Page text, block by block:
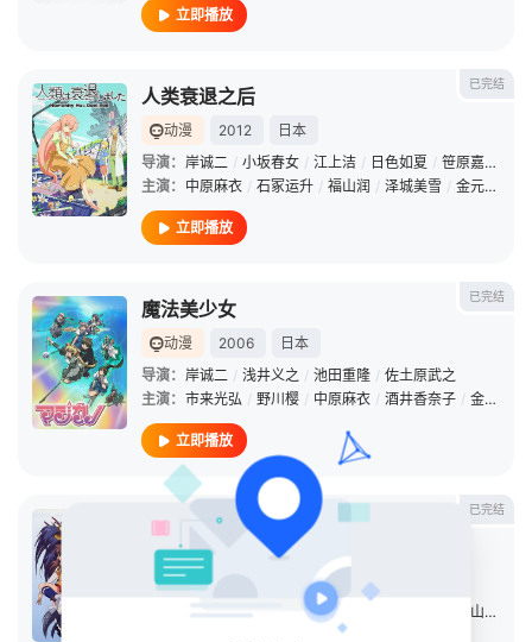
立即播放
已完结
人类衰退之后
动漫 2012
日本
导演： 岸诚二 / 小坂春女 / 江上洁 / 日色如夏 / 笹原嘉文
主演： 中原麻衣 / 石冢运升 / 福山润 / 泽城美雪 / 金元寿子
立即播放
已完结
魔法美少女
动漫 2006
日本
导演： 岸诚二 / 浅井义之 / 池田重隆 / 佐土原武之
主演： 市来光弘 / 野川樱 / 中原麻衣 / 酒井香奈子 / 金田朋子
立即播放
已完结
出云战记
动漫
日本
导演：富永恒雄
力丸乃梨子 山川琴美